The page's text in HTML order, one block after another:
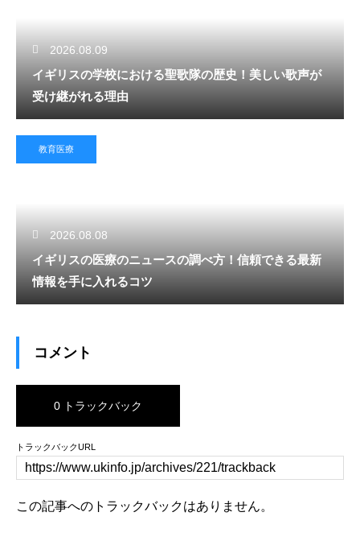
2026.08.09
イギリスの学校における聖歌隊の歴史！美しい歌声が
受け継がれる理由
教育医療
2026.08.08
イギリスの医療のニュースの調べ方！信頼できる最新
情報を手に入れるコツ
コメント
0 トラックバック
トラックバックURL
この記事へのトラックバックはありません。